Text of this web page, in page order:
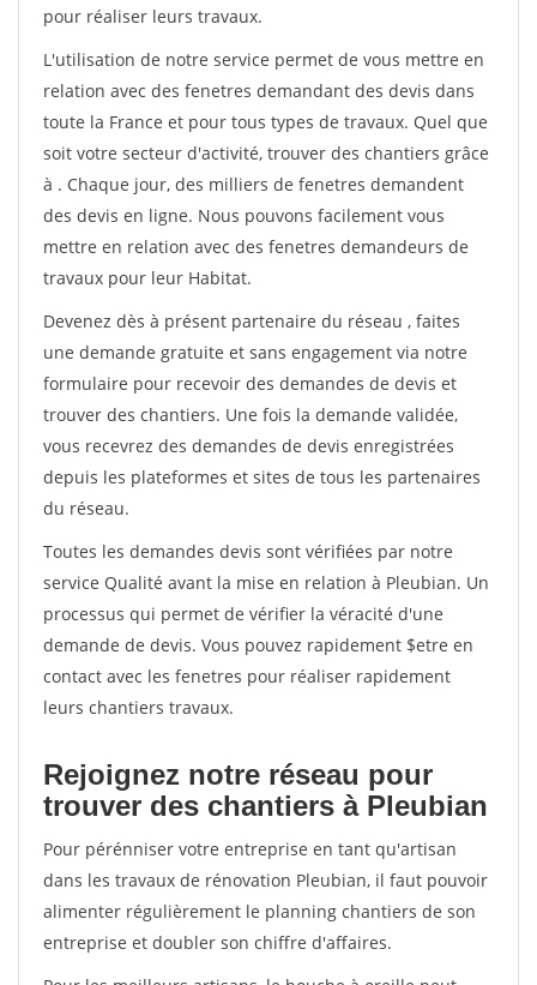
pour réaliser leurs travaux.
L'utilisation de notre service permet de vous mettre en
relation avec des fenetres demandant des devis dans
toute la France et pour tous types de travaux. Quel que
soit votre secteur d'activité, trouver des chantiers grâce
à . Chaque jour, des milliers de fenetres demandent
des devis en ligne. Nous pouvons facilement vous
mettre en relation avec des fenetres demandeurs de
travaux pour leur Habitat.
Devenez dès à présent partenaire du réseau , faites
une demande gratuite et sans engagement via notre
formulaire pour recevoir des demandes de devis et
trouver des chantiers. Une fois la demande validée,
vous recevrez des demandes de devis enregistrées
depuis les plateformes et sites de tous les partenaires
du réseau.
Toutes les demandes devis sont vérifiées par notre
service Qualité avant la mise en relation à Pleubian. Un
processus qui permet de vérifier la véracité d'une
demande de devis. Vous pouvez rapidement $etre en
contact avec les fenetres pour réaliser rapidement
leurs chantiers travaux.
Rejoignez notre réseau pour
trouver des chantiers à Pleubian
Pour pérénniser votre entreprise en tant qu'artisan
dans les travaux de rénovation Pleubian, il faut pouvoir
alimenter régulièrement le planning chantiers de son
entreprise et doubler son chiffre d'affaires.